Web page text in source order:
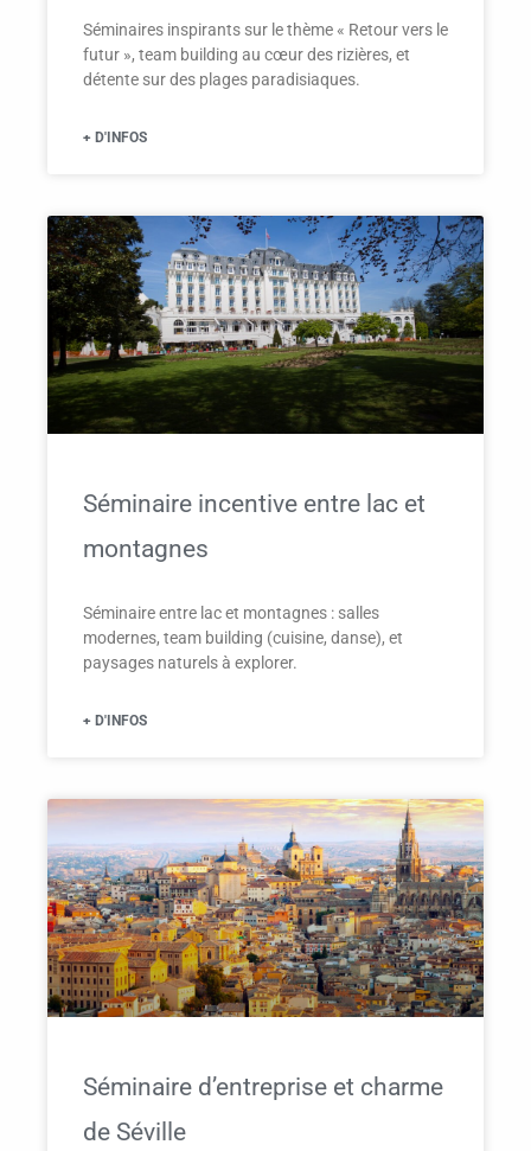
Séminaires inspirants sur le thème « Retour vers le
futur », team building au cœur des rizières, et
détente sur des plages paradisiaques.
+ D'INFOS
Séminaire incentive entre lac et
montagnes
Séminaire entre lac et montagnes : salles
modernes, team building (cuisine, danse), et
paysages naturels à explorer.
+ D'INFOS
Séminaire d’entreprise et charme
de Séville